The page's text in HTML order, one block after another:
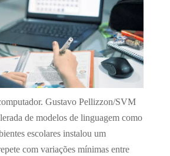
Gustavo Pellizzon/SVM
de modelos de linguagem como
escolares instalou um
com variações mínimas entre